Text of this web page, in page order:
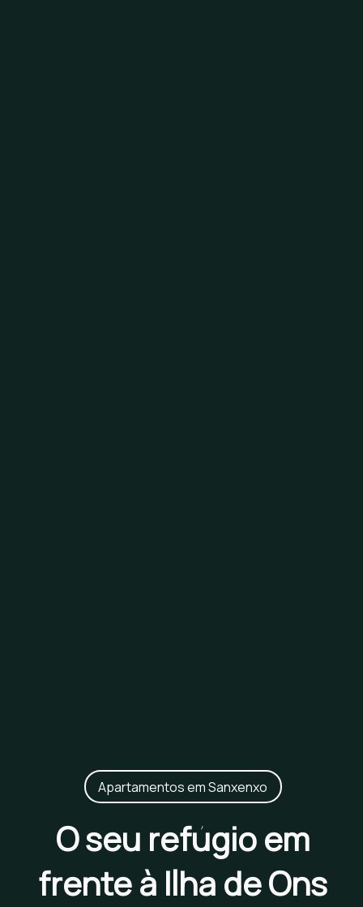
Apartamentos em Sanxenxo
O seu refúgio em
frente à Ilha de Ons